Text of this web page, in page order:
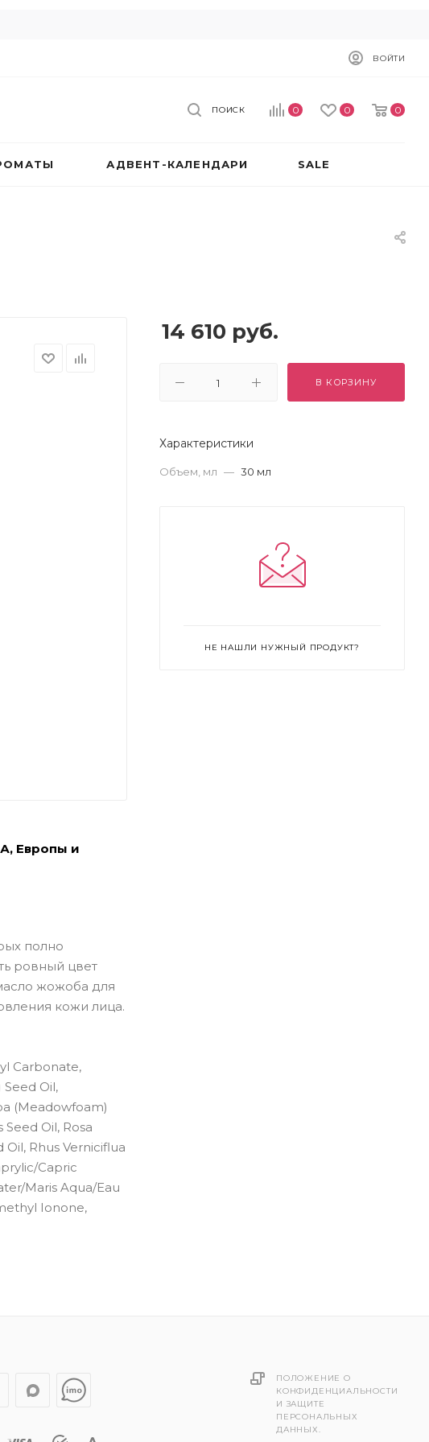
ВОЙТИ
0 0 0
ПОИСК
АДВЕНТ-КАЛЕНДАРИ SALE
Европы и
полно
ровный цвет
жожоба для
кожи лица.
Carbonate,
Oil,
(Meadowfoam)
Oil, Rosa
Oil, Rhus Verniciflua
Capric
Maris Aqua/Eau
Ionone,
14 610 руб.
В КОРЗИНУ
Характеристики
Объем, мл — 30 мл
НЕ НАШЛИ НУЖНЫЙ ПРОДУКТ?
ПОЛОЖЕНИЕ О
КОНФИДЕНЦИАЛЬНОСТИ
И ЗАЩИТЕ
ПЕРСОНАЛЬНЫХ
ДАННЫХ.